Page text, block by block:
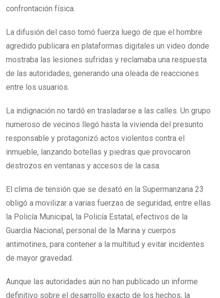
confrontación física.
La difusión del caso tomó fuerza luego de que el hombre
agredido publicara en plataformas digitales un video donde
mostraba las lesiones sufridas y reclamaba una respuesta
de las autoridades, generando una oleada de reacciones
entre los usuarios.
La indignación no tardó en trasladarse a las calles. Un grupo
numeroso de vecinos llegó hasta la vivienda del presunto
responsable y protagonizó actos violentos contra el
inmueble, lanzando botellas y piedras que provocaron
destrozos en ventanas y accesos de la casa.
El clima de tensión que se desató en la Supermanzana 23
obligó a movilizar a varias fuerzas de seguridad, entre ellas
la Policía Municipal, la Policía Estatal, efectivos de la
Guardia Nacional, personal de la Marina y cuerpos
antimotines, para contener a la multitud y evitar incidentes
de mayor gravedad.
Aunque las autoridades aún no han publicado un informe
definitivo sobre el desarrollo exacto de los hechos, la